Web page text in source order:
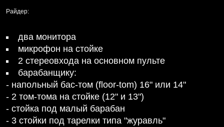
Райдер:
два монитора
микрофон на стойке
2 стереовхода на основном пульте
барабанщику:
- напольный бас-том (floor-tom) 16" или 14"
- 2 том-тома на стойке (12" и 13")
- стойка под малый барабан
- 3 стойки под тарелки типа "журавль"